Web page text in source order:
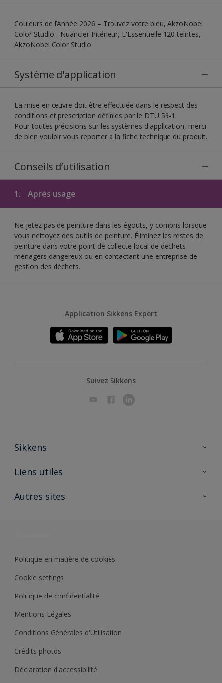
Couleurs de l’Année 2026 – Trouvez votre bleu, AkzoNobel
Color Studio - Nuancier Intérieur, L'Essentielle 120 teintes,
AkzoNobel Color Studio
Système d'application
La mise en œuvre doit être effectuée dans le respect des
conditions et prescription définies par le DTU 59-1.
Pour toutes précisions sur les systèmes d'application, merci
de bien vouloir vous reporter à la fiche technique du produit.
Conseils d’utilisation
1. Après usage
Ne jetez pas de peinture dans les égouts, y compris lorsque
vous nettoyez des outils de peinture. Éliminez les restes de
peinture dans votre point de collecte local de déchets
ménagers dangereux ou en contactant une entreprise de
gestion des déchets.
Application Sikkens Expert
Suivez Sikkens
Sikkens
A propos de Sikkens
Liens utiles
Ouvrir un magasin PASS
Autres sites
Politique en matière de cookies
Cookie settings
Politique de confidentialité
Mentions Légales
Conditions Générales d'Utilisation
Crédits photos
Déclaration d'accessibilité